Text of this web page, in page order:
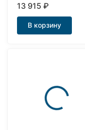
13 915₽
В корзину